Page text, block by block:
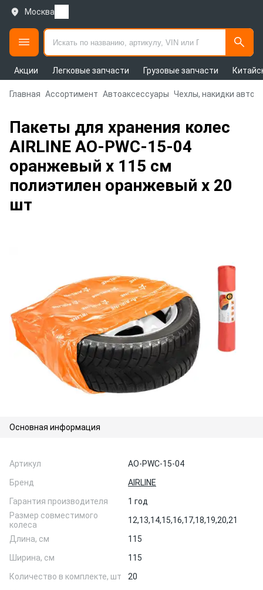
Москва
Акции Легковые запчасти Грузовые запчасти
Главная Ассортимент Автоаксессуары Чехлы, накидки
Пакеты для хранения колес
AIRLINE AO-PWC-15-04
оранжевый х 115 см
полиэтилен оранжевый х 20
шт
Основная информация
Артикул
AO-PWC-15-04
Бренд
AIRLINE
Гарантия производителя
1 год
Размер совместимого
колеса
12,13,14,15,16,17,18,19,20,21
Длина, см
115
Ширина, см
115
Количество в комплекте, шт
20